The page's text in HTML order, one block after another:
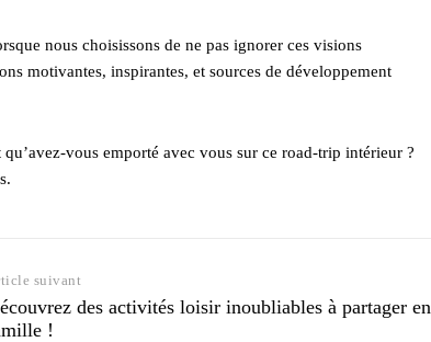
nous choisissons de ne pas ignorer ces visions
motivantes, inspirantes, et sources de développement
vous emporté avec vous sur ce road-trip intérieur ?
suivant
des activités loisir inoubliables à partager en
!